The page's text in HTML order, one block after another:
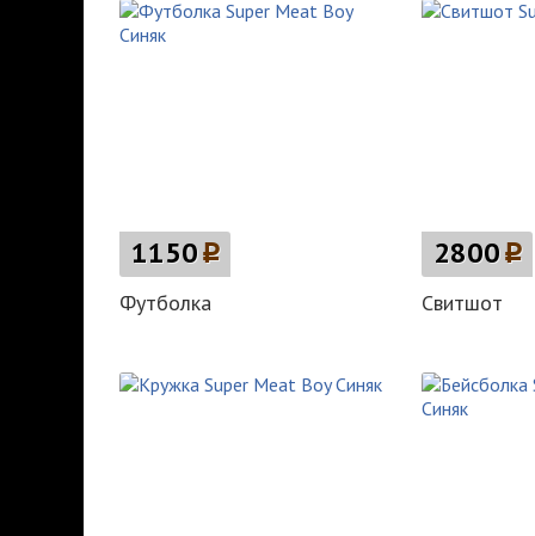
1150p
Футболка
2800p
Свитшот